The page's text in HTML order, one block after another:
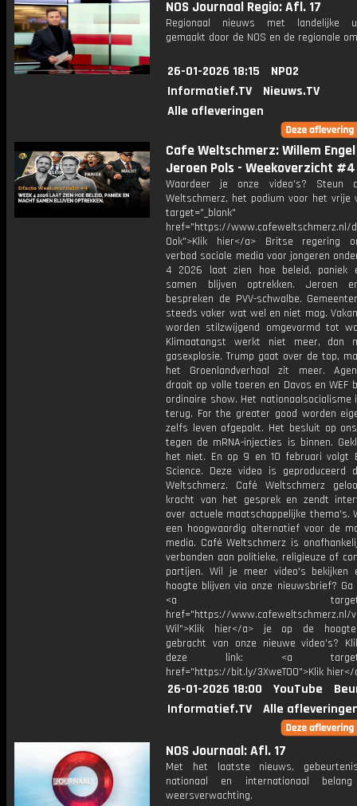
NOS Journaal Regio: Afl. 17
Regionaal nieuws met landelijke
gemaakt door de NOS en de regionale
26-01-2026 18:15
NPO2
Informatief.TV
Nieuws.TV
Alle afleveringen
Cafe Weltschmerz: Willem
Jeroen Pols - Weekoverzicht
Waardeer je onze video's? Steun
Weltschmerz, het podium voor het vrije
target="_blank"
href="https://www.cafeweltschmerz.nl/
Ook">Klik hier</a> Britse regering
verbod sociale media voor jongeren
4 2026 laat zien hoe beleid, paniek
samen blijven optrekken. Jeroen
bespreken de PVV-schwalbe.
steeds vaker wat wel en niet mag.
worden stilzwijgend omgevormd tot
Klimaatangst werkt niet meer, dan
gasexplosie. Trump gaat over de top,
het Groenlandverhaal zit meer.
draait op volle toeren en Davos en WEF
ordinaire show. Het nationaalsocialisme
terug. For the greater good worden
zelfs leven afgepakt. Het besluit op
tegen de mRNA-injecties is binnen.
het niet. En op 9 en 10 februari volgt
Science. Deze video is geproduceerd
Weltschmerz. Café Weltschmerz
kracht van het gesprek en zendt
over actuele maatschappelijke thema's.
een hoogwaardig alternatief voor de
media. Café Weltschmerz is
verbonden aan politieke, religieuze of
partijen. Wil je meer video's bekijken
hoogte blijven via onze nieuwsbrief? Ga
<a
href="https://www.cafeweltschmerz.nl/
Wil">Klik hier</a> je op de
gebracht van onze nieuwe video's?
deze link: <a
href="https://bit.ly/3XweTO0">Klik hier</
26-01-2026 18:00 YouTube
Informatief.TV
Alle
NOS Journaal: Afl. 17
Met het laatste nieuws,
nationaal en internationaal
weersverwachting.